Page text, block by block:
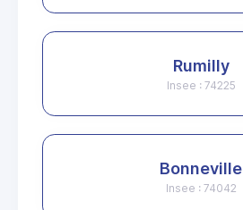
Rumilly
Insee : 74225
Bonneville
Insee : 74042